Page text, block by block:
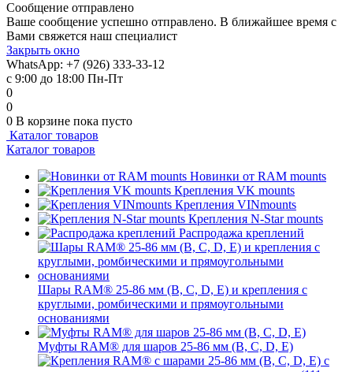
Сообщение отправлено
Ваше сообщение успешно отправлено. В ближайшее время с
Вами свяжется наш специалист
Закрыть окно
WhatsApp: +7 (926) 333-33-12
с 9:00 до 18:00 Пн-Пт
0
0
0 В корзине пока пусто
Каталог товаров
Каталог товаров
Новинки от RAM mounts
Крепления VK mounts
Крепления VINmounts
Крепления N-Star mounts
Распродажа креплений
Шары RAM® 25-86 мм (B, C, D, E) и крепления с
круглыми, ромбическими и прямоугольными
основаниями
Муфты RAM® для шаров 25-86 мм (B, C, D, E)